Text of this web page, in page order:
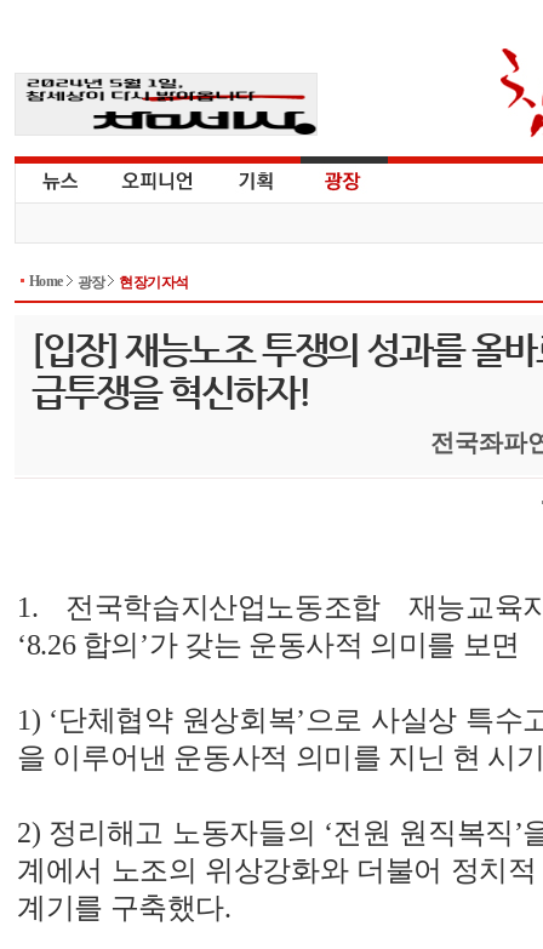
Home 광장 현장기자석
[입장] 재능노조 투쟁의 성과를 올
급투쟁을 혁신하자!
전국좌파
1. 전국학습지산업노동조합 재능교육
‘8.26 합의’가 갖는 운동사적 의미를 보면
1) ‘단체협약 원상회복’으로 사실상 특수
을 이루어낸 운동사적 의미를 지닌 현 시
2) 정리해고 노동자들의 ‘전원 원직복직’
계에서 노조의 위상강화와 더불어 정치
계기를 구축했다.